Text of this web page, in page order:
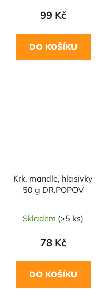
99 Kč
DO KOŠÍKU
Krk, mandle, hlasivky
50 g DR.POPOV
Skladem (>5 ks)
78 Kč
DO KOŠÍKU